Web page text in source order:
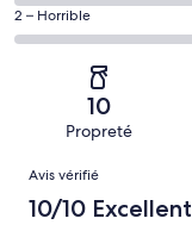
sur 88.
d’après 9 avis
de 6
(Satisfaisant),
d’après 0 avis
voyageurs
(Médiocre),
d’après 0 avis
sur 88.
Note
des
voyageurs
(Horrible),
d’après 0 avis
sur 88.
2 – Horrible
10
Propreté
Avis
Avis vérifié
10/10 Excellent